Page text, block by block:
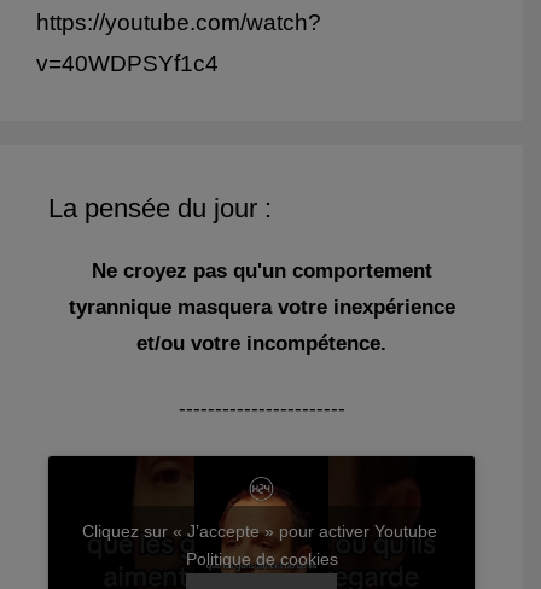
https://youtube.com/watch?
v=40WDPSYf1c4
La pensée du jour :
Ne croyez pas qu'un comportement
tyrannique masquera votre inexpérience
et/ou votre incompétence.
-----------------------
Cliquez sur « J’accepte » pour activer Youtube
Politique de cookies